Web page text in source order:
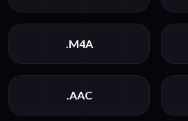
.M4A
.AAC